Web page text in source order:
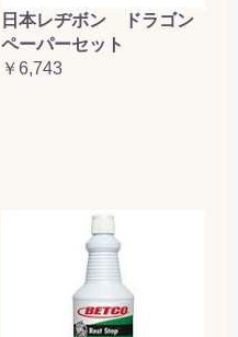
日本レヂボン ドラゴン
ペーパーセット
￥6,743